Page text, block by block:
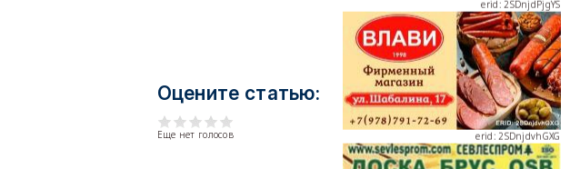
Оцените статью:
Еще нет голосов
erid: 2SDnjdvhGXG